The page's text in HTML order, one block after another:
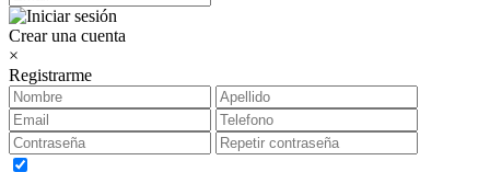
Crear una cuenta
×
Registrarme